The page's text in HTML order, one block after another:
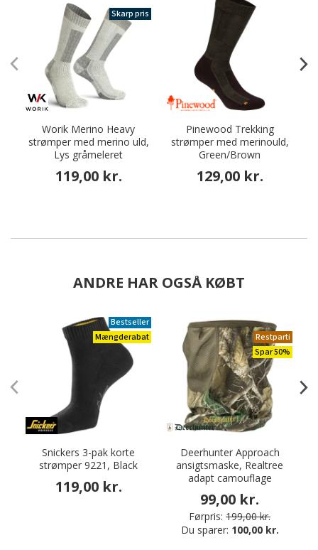
Skarp pris
Worik Merino Heavy
strømper med merino uld,
Lys gråmeleret
119,00 kr.
Pinewood Trekking
strømper med merinould,
Green/Brown
129,00 kr.
ANDRE HAR OGSÅ KØBT
Bestseller
Mængderabat
Snickers 3-pak korte
strømper 9221, Black
119,00 kr.
Restparti
Spar 50%
Deerhunter Approach
ansigtsmaske, Realtree
adapt camouflage
99,00 kr.
Førpris: 199,00 kr.
Du sparer: 100,00 kr.